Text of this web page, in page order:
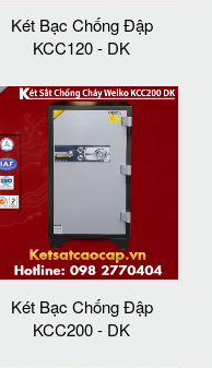
Két Bạc Chống Đập
KCC120 - DK
Két Bạc Chống Đập
KCC200 - DK